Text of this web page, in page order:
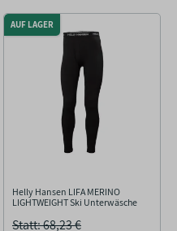
AUF LAGER
Helly Hansen LIFA MERINO
LIGHTWEIGHT Ski Unterwäsche
Statt: 68,23 €